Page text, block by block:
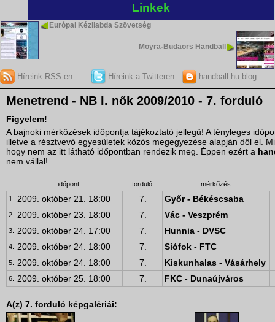
Linkek
Európai Kézilabda Szövetség
Moyra-Budaörs Handball
Híreink RSS-en Híreink a Twitteren handball.hu blog
Menetrend - NB I. nők 2009/2010 - 7. forduló
Figyelem!
A bajnoki mérkőzések időpontja tájékoztató jellegű! A tényleges
illetve a résztvevő egyesületek közös megegyezése alapján dől el.
hogy nem az itt látható időpontban rendezik meg. Éppen ezért a
nem vállal!
időpont forduló
mérkőzés
1.
2009. október 21. 18:00 7. Győr - Békéscsaba
2. 2009. október 23. 18:00 7. Vác - Veszprém
3. 2009. október 24. 17:00 7. Hunnia - DVSC
4. 2009. október 24. 18:00 7. Siófok - FTC
5. 2009. október 24. 18:00 7. Kiskunhalas - Vásárhely
6. 2009. október 25. 18:00 7. FKC - Dunaújváros
A(z) 7. forduló képgalériái: